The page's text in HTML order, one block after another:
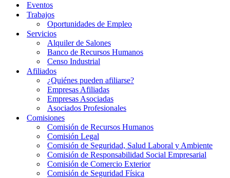
Eventos
Trabajos
Oportunidades de Empleo
Servicios
Alquiler de Salones
Banco de Recursos Humanos
Censo Industrial
Afiliados
¿Quiénes pueden afiliarse?
Empresas Afiliadas
Empresas Asociadas
Asociados Profesionales
Comisiones
Comisión de Recursos Humanos
Comisión Legal
Comisión de Seguridad, Salud Laboral y Ambiente
Comisión de Responsabilidad Social Empresarial
Comisión de Comercio Exterior
Comisión de Seguridad Física